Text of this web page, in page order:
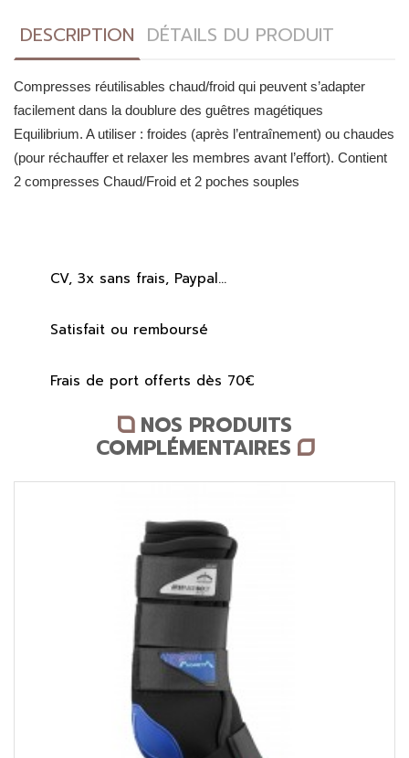
DESCRIPTION DÉTAILS DU PRODUIT
Compresses réutilisables chaud/froid qui peuvent s’adapter
facilement dans la doublure des guêtres magétiques
Equilibrium. A utiliser : froides (après l’entraînement) ou chaudes
(pour réchauffer et relaxer les membres avant l’effort). Contient
2 compresses Chaud/Froid et 2 poches souples
CV, 3x sans frais, Paypal...
Satisfait ou remboursé
Frais de port offerts dès 70€
NOS PRODUITS
COMPLÉMENTAIRES